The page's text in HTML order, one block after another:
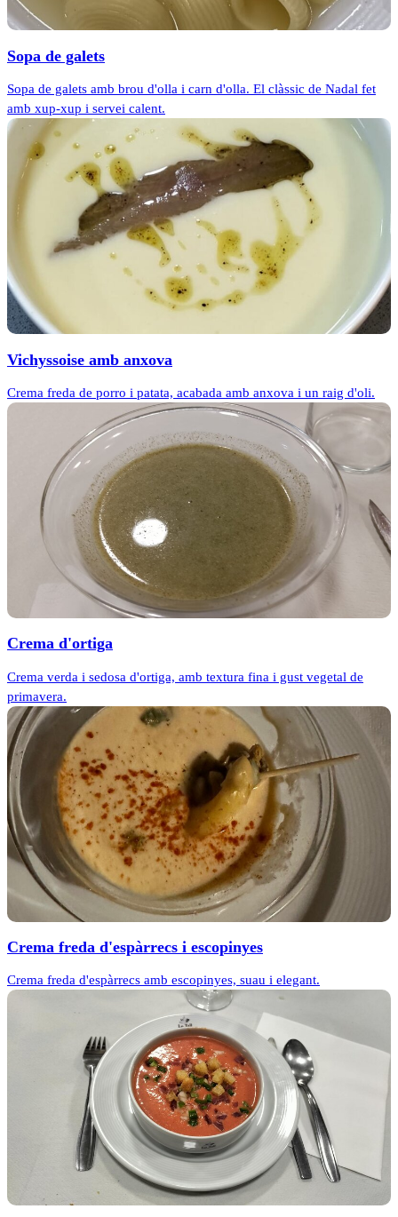
Sopa de galets
Sopa de galets amb brou d'olla i carn d'olla. El clàssic de Nadal fet
amb xup-xup i servei calent.
Vichyssoise amb anxova
Crema freda de porro i patata, acabada amb anxova i un raig d'oli.
Crema d'ortiga
Crema verda i sedosa d'ortiga, amb textura fina i gust vegetal de
primavera.
Crema freda d'espàrrecs i escopinyes
Crema freda d'espàrrecs amb escopinyes, suau i elegant.